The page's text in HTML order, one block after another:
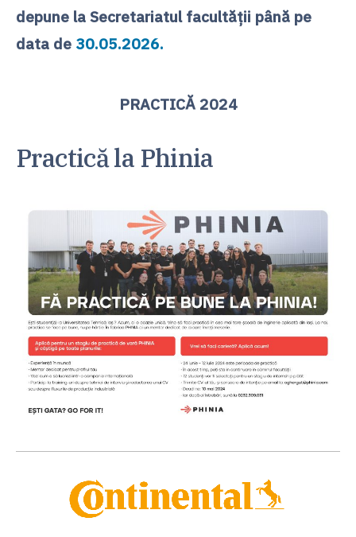
depune la Secretariatul facultății până pe
data de 30.05.2026.
PRACTICĂ 2024
Practică la Phinia